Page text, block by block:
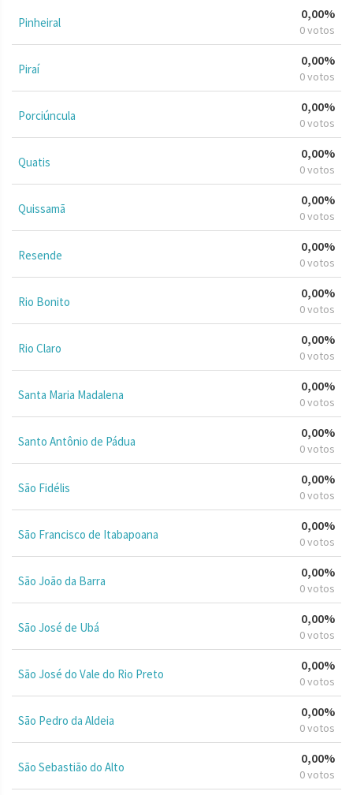
Pinheiral
0,00%
0 votos
Piraí
0,00%
0 votos
Porciúncula
0,00%
0 votos
Quatis
0,00%
0 votos
Quissamã
0,00%
0 votos
Resende
0,00%
0 votos
Rio Bonito
0,00%
0 votos
Rio Claro
0,00%
0 votos
Santa Maria Madalena
0,00%
0 votos
Santo Antônio de Pádua
0,00%
0 votos
São Fidélis
0,00%
0 votos
São Francisco de Itabapoana
0,00%
0 votos
São João da Barra
0,00%
0 votos
São José de Ubá
0,00%
0 votos
São José do Vale do Rio Preto
0,00%
0 votos
São Pedro da Aldeia
0,00%
0 votos
São Sebastião do Alto
0,00%
0 votos